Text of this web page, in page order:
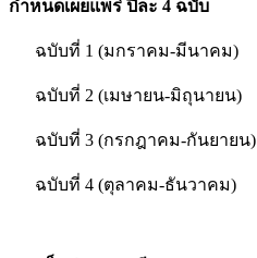
กำหนดเผยแพร่ ปีละ 4 ฉบับ
ฉบับที่ 1 (มกราคม-มีนาคม)
ฉบับที่ 2 (เมษายน-มิถุนายน)
ฉบับที่ 3 (กรกฎาคม-กันยายน)
ฉบับที่ 4 (ตุลาคม-ธันวาคม)